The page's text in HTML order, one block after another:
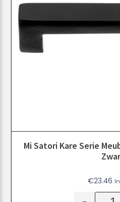
Mi Satori Kare Serie
€23.46